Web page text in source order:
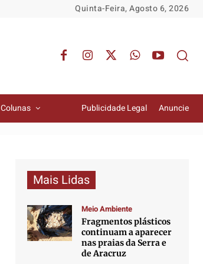
Quinta-Feira, Agosto 6, 2026
Colunas Publicidade Legal Anuncie
Mais Lidas
Meio Ambiente
Fragmentos plásticos
continuam a aparecer
nas praias da Serra e
de Aracruz